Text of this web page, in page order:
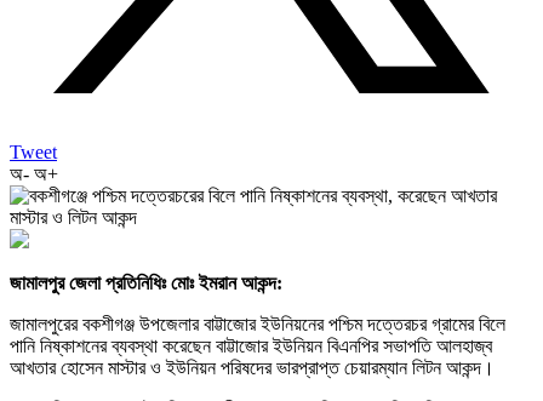
Tweet
অ- অ+
জামালপুর জেলা প্রতিনিধিঃ মোঃ ইমরান আকন্দ:
জামালপুরের বকশীগঞ্জ উপজেলার বাট্টাজোর ইউনিয়নের পশ্চিম দত্তেরচর গ্রামের বিলে
পানি নিষ্কাশনের ব্যবস্থা করেছেন বাট্টাজোর ইউনিয়ন বিএনপির সভাপতি আলহাজ্ব
আখতার হোসেন মাস্টার ও ইউনিয়ন পরিষদের ভারপ্রাপ্ত চেয়ারম্যান লিটন আকন্দ।